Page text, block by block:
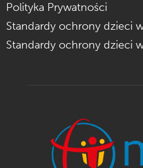
Polityka Prywatności
Standardy ochrony dzieci
Standardy ochrony dzieci